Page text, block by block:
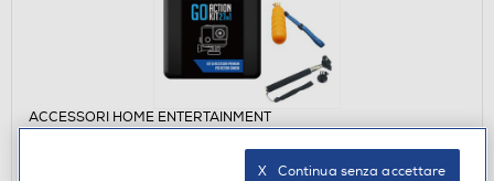
ACCESSORI HOME ENTERTAINMENT
TWODOTS GO ACTION 27 IN 1-neroX   Continua senza accettare